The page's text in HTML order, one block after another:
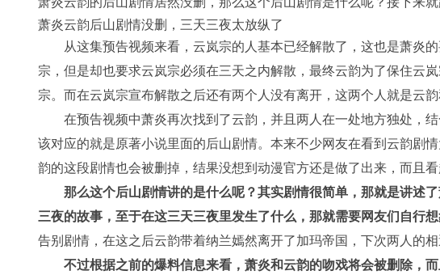
萧炎云韵后山剧情没删，三天三夜太放纵了
从这集预告视频来看，云岚宗的人基本已经解散了，这也是萧炎
宗，但是却也要求云岚宗必须在三天之内解散，最终云韵为了保住云
宗。而在云岚宗宣布解散之后还有两个人没有离开，这两个人就是云韵
在预告视频中萧炎再次找到了云韵，并且两人在一处地方独处，
该对应的就是原著小说里面的后山剧情。本来不少网友在看到云韵剧
韵的这段剧情也会被删掉，结果没想到动漫官方还是做了出来，而且看
那么这个后山剧情讲的是什么呢？其实剧情很简单，那就是讲述
三夜的故事，至于在这三天三夜里发生了什么，那就需要网友们自行想
告别剧情，在这之后云韵带着纳兰嫣然离开了加玛帝国，下次两人的相
不过根据之前的爆料信息来看，萧炎和云韵的吻戏将会被删除，